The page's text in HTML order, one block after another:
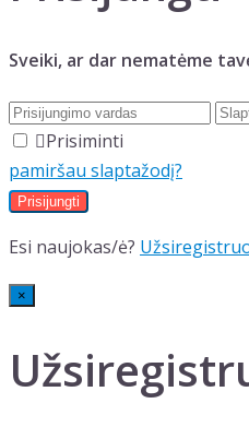
Sveiki, ar dar nematėme
Prisiminti
pamiršau slaptažodį?
Esi naujokas/ė?
×